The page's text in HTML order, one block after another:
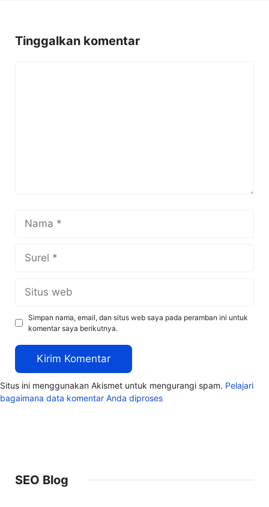
Tinggalkan komentar
web
Simpan nama, email, dan situs web saya pada peramban ini untuk
komentar saya berikutnya.
Situs ini menggunakan Akismet untuk mengurangi spam. Pelajari
bagaimana data komentar Anda diproses
SEO Blog